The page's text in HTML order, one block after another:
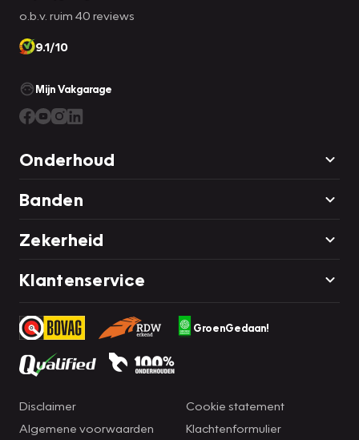
o.b.v. ruim 40 reviews
9.1/10
Mijn Vakgarage
Onderhoud
Banden
Zekerheid
Klantenservice
GroenGedaan!
Disclaimer
Algemene voorwaarden
Cookie statement
Klachtenformulier